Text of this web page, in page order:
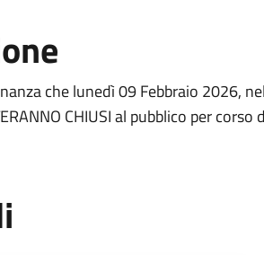
che lunedì 09 Febbraio 2026,
CHIUSI al pubblico per